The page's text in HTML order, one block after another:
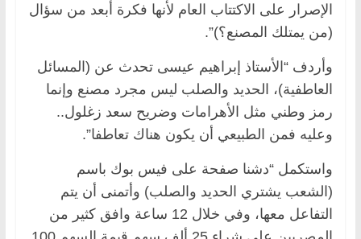
الإصرار على الاكتتاب العام لأنها فكرة أبعد من سؤال
(من يمتلك المصنع؟)”.
وأردف “الأستاذ إبراهيم عيسى تحدث عن (المسائل
العاطفية)، الحديد والصلب ليس مجرد مصنع وإنما
رمز وطني مثل الأهرامات وضريح سعد زغلول..
وعليه فمن الطبيعي أن يكون هناك تعاطفا”.
واستكمل “دشنا صفحة على فيس بوك باسم
(الشعب يشتري الحديد والصلب) وأتمنى أن يتم
التفاعل معها، وفي خلال 12 ساعة وافق كثير من